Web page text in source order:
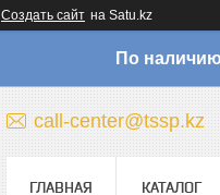
Создать сайт на Satu.kz
По
call-center@tssp.kz
ГЛАВНАЯ КАТАЛОГ